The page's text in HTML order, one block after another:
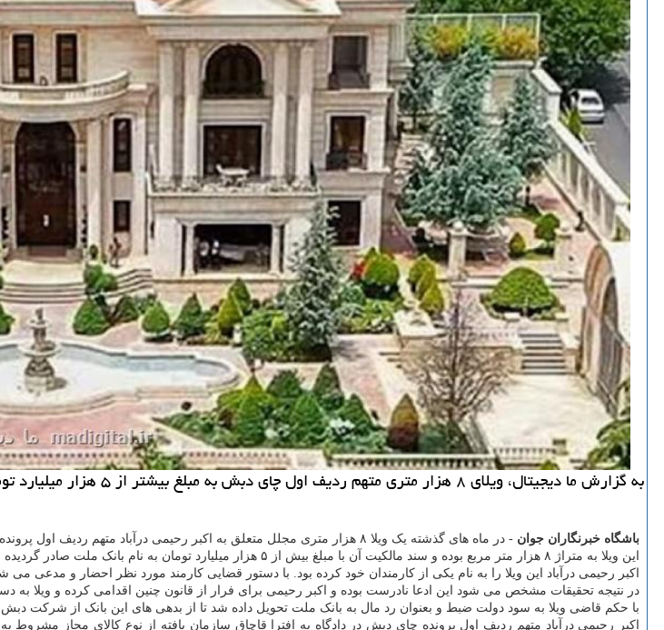
به گزارش ما دیجیتال، ویلای ۸ هزار متری متهم ردیف اول چای دبش به مبلغ بیشتر از ۵ هزار میلیارد تومان به منظور رد مال به بانک ملت تحویل داده شد.
باشگاه خبرنگاران جوان - در ماه های گذشته یک ویلا ۸ هزار متری مجلل متعلق به اکبر رحیمی درآباد متهم ردیف اول پرونده چای دبش شناسایی و با دستور قضایی توقیف شد.
این ویلا به متراژ ۸ هزار متر مربع بوده و سند مالکیت آن با مبلغ بیش از ۵ هزار میلیارد تومان به نام بانک ملت صادر گردیده است.
اکبر رحیمی درآباد این ویلا را به نام یکی از کارمندان خود کرده بود. با دستور قضایی کارمند مورد نظر احضار و مدعی
در نتیجه تحقیقات مشخص می شود این ادعا نادرست بوده و اکبر رحیمی برای فرار از قانون چنین اقدامی کرده و ویلا
با حکم قاضی ویلا به سود دولت ضبط و بعنوان رد مال به بانک ملت تحویل داده شد تا از بدهی های این بانک از شرکت